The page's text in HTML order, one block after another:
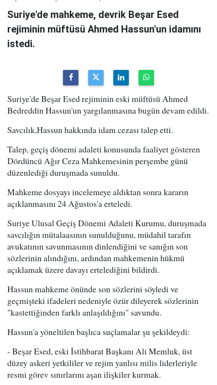
Suriye'de mahkeme, devrik Beşar Esed
rejiminin müftüsü Ahmed Hassun'un idamını
istedi.
Suriye'de Beşar Esed rejiminin eski müftüsü Ahmed
Bedreddin Hassun'un yargılanmasına bugün devam edildi.
Savcılık,Hassun hakkında idam cezası talep etti.
Talep, geçiş dönemi adaleti konusunda faaliyet gösteren
Dördüncü Ağır Ceza Mahkemesinin perşembe günü
düzenlediği duruşmada sunuldu.
Mahkeme dosyayı incelemeye aldıktan sonra kararın
açıklanmasını 24 Ağustos'a erteledi.
Suriye Ulusal Geçiş Dönemi Adaleti Kurumu, duruşmada
savcılığın mütalaasının sunulduğunu, müdahil tarafın
avukatının savunmasının dinlendiğini ve sanığın son
sözlerinin alındığını, ardından mahkemenin hükmü
açıklamak üzere davayı ertelediğini bildirdi.
Hassun mahkeme önünde son sözlerini söyledi ve
geçmişteki ifadeleri nedeniyle özür dileyerek sözlerinin
"kastettiğinden farklı anlaşıldığını" savundu.
Hassun'a yöneltilen başlıca suçlamalar şu şekildeydi:
- Beşar Esed, eski İstihbarat Başkanı Ali Memluk, üst
düzey askeri yetkililer ve rejim yanlısı milis liderleriyle
resmi görev sınırlarını aşan ilişkiler kurmak.